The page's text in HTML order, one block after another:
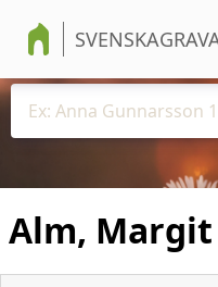
Alm,